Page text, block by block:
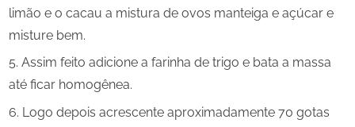
limão e o cacau a mistura de ovos manteiga e açúcar e
misture bem.
Assim feito adicione a farinha de trigo e bata a massa
até ficar homogênea.
Logo depois acrescente aproximadamente 70 gotas